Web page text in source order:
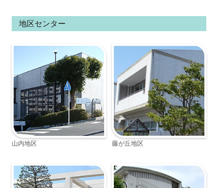
地区センター
山内地区 藤が丘地区